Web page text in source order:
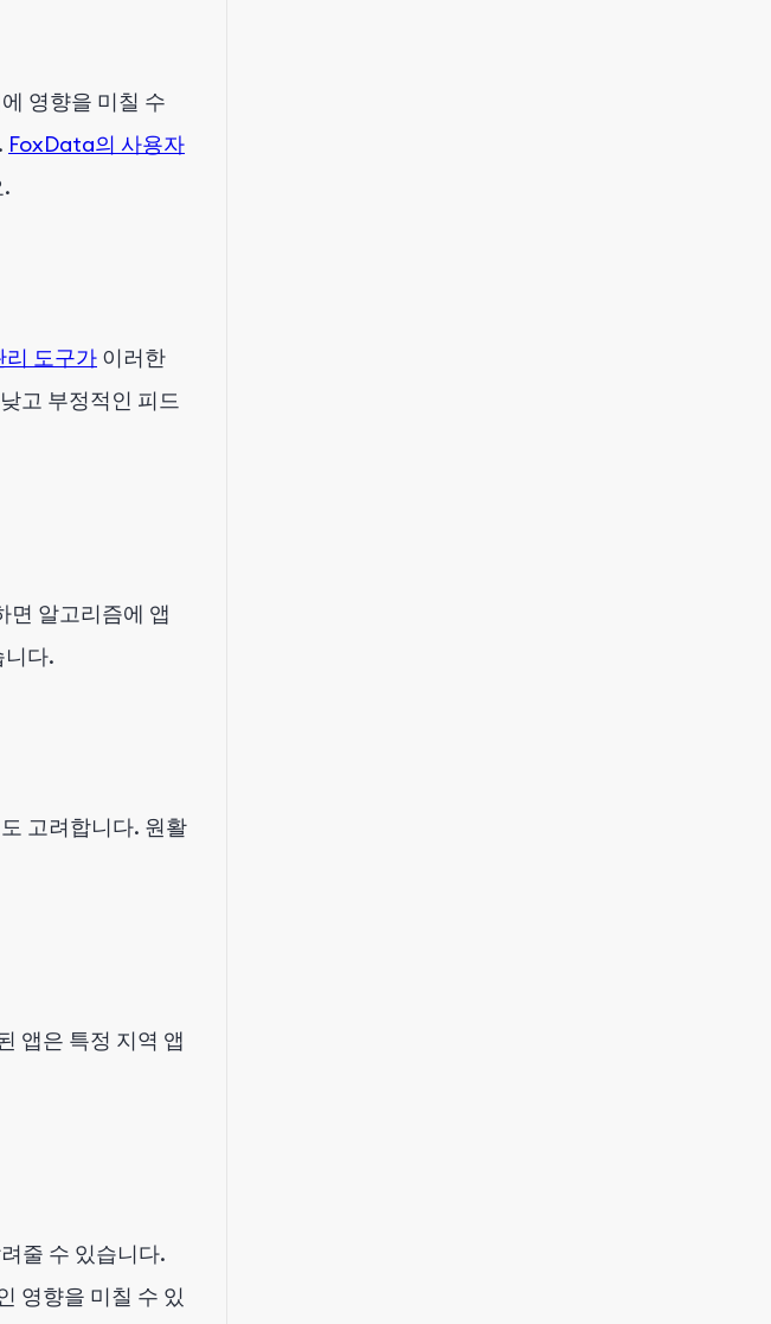
영향을 미칠 수
FoxData의 사용자
리 도구가 이러한
고 부정적인 피드
면 알고리즘에 앱
니다.
고려합니다. 원활
앱은 특정 지역 앱
줄 수 있습니다.
영향을 미칠 수 있